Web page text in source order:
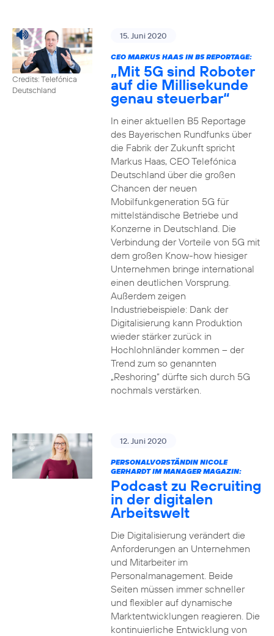
Credits: Telefónica
Deutschland
15. Juni 2020
CEO MARKUS HAAS IN B5 REPORTAGE:
„Mit 5G sind Roboter
auf die Millisekunde
genau steuerbar“
In einer aktuellen B5 Reportage
des Bayerischen Rundfunks über
die Fabrik der Zukunft spricht
Markus Haas, CEO Telefónica
Deutschland über die großen
Chancen der neuen
Mobilfunkgeneration 5G für
mittelständische Betriebe und
Konzerne in Deutschland. Die
Verbindung der Vorteile von 5G mit
dem großen Know-how hiesiger
Unternehmen bringe international
einen deutlichen Vorsprung.
Außerdem zeigen
Industriebeispiele: Dank der
Digitalisierung kann Produktion
wieder stärker zurück in
Hochlohnländer kommen – der
Trend zum so genannten
„Reshoring“ dürfte sich durch 5G
nochmals verstärken.
12. Juni 2020
PERSONALVORSTÄNDIN NICOLE
GERHARDT IM MANAGER MAGAZIN:
Podcast zu Recruiting
in der digitalen
Arbeitswelt
Die Digitalisierung verändert die
Anforderungen an Unternehmen
und Mitarbeiter im
Personalmanagement. Beide
Seiten müssen immer schneller
und flexibler auf dynamische
Marktentwicklungen reagieren. Die
kontinuierliche Entwicklung von